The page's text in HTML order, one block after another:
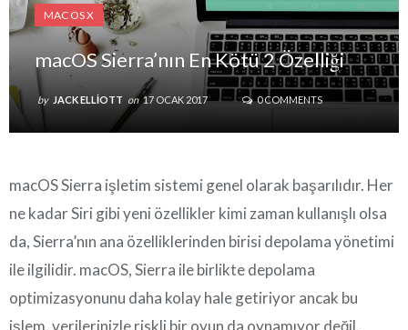
MAC OS X
macOS Sierra’nın En Kötü 2 Özelliği
by JACK ELLIOTT on 17 OCAK 2017 0 COMMENTS
macOS Sierra işletim sistemi genel olarak başarılıdır. Her
ne kadar Siri gibi yeni özellikler kimi zaman kullanışlı olsa
da, Sierra’nın ana özelliklerinden birisi depolama yönetimi
ile ilgilidir. macOS, Sierra ile birlikte depolama
optimizasyonunu daha kolay hale getiriyor ancak bu
işlem, verilerinizle riskli bir oyun da oynamıyor değil.